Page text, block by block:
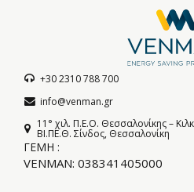
+30 2310 788 700
info@venman.gr
11° χιλ. Π.Ε.Ο. Θεσσαλονίκης –
BI.ΠΕ.Θ. Σίνδος, Θεσσαλονίκη
ΓΕΜΗ :
VENMAN: 038341405000